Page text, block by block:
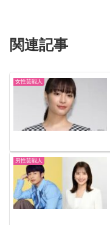
関連記事
女性芸能人
男性芸能人